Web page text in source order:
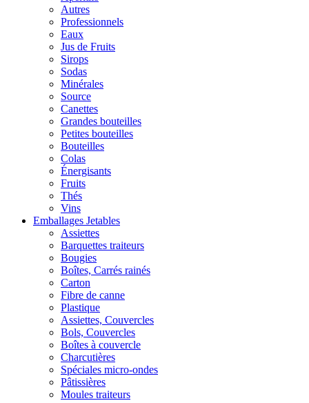
Autres
Professionnels
Eaux
Jus de Fruits
Sirops
Sodas
Minérales
Source
Canettes
Grandes bouteilles
Petites bouteilles
Bouteilles
Colas
Énergisants
Fruits
Thés
Vins
Emballages Jetables
Assiettes
Barquettes traiteurs
Bougies
Boîtes, Carrés rainés
Carton
Fibre de canne
Plastique
Assiettes, Couvercles
Bols, Couvercles
Boîtes à couvercle
Charcutières
Spéciales micro-ondes
Pâtissières
Moules traiteurs